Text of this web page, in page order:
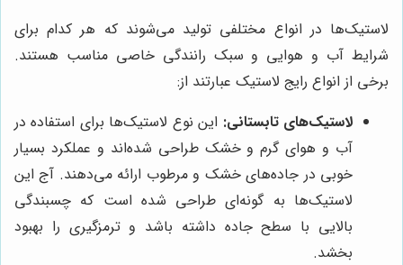
لاستیک‌ها در انواع مختلفی تولید می‌شوند که هر کدام برای
شرایط آب و هوایی و سبک رانندگی خاصی مناسب هستند.
برخی از انواع رایج لاستیک عبارتند از:
لاستیک‌های تابستانی: این نوع لاستیک‌ها برای استفاده در
آب و هوای گرم و خشک طراحی شده‌اند و عملکرد بسیار
خوبی در جاده‌های خشک و مرطوب ارائه می‌دهند. آج این
لاستیک‌ها به گونه‌ای طراحی شده است که چسبندگی
بالایی با سطح جاده داشته باشد و ترمزگیری را بهبود
بخشد.